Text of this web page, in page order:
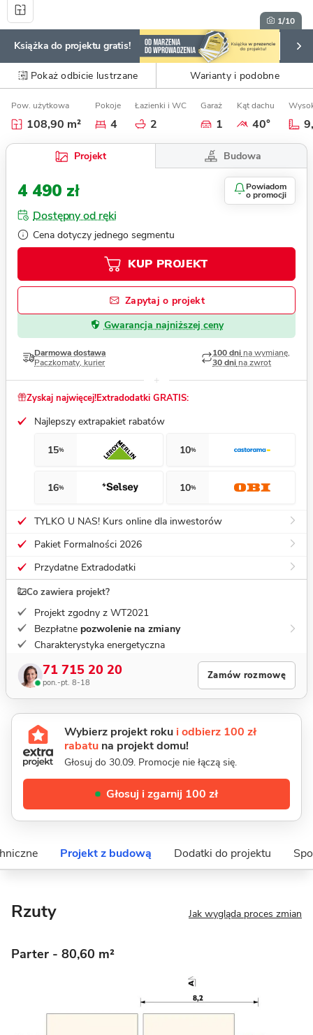
1/10
Książka do projektu gratis!
Pokaż odbicie lustrzane Warianty i podobne
Pow. użytkowa
108,90 m²
Pokoje
4
Łazienki i WC
2
Garaż
1
Kąt dachu
40°
Projekt Budowa
4 490 zł Powiadom
o promocji
Dostępny od ręki
Cena dotyczy jednego segmentu
KUP PROJEKT
Zapytaj o projekt
Gwarancja najniższej ceny
Darmowa dostawa
Paczkomaty, kurier
100 dni na wymianę,
30 dni na zwrot
Zyskaj najwięcej!Extradodatki GRATIS:
Najlepszy extrapakiet rabatów
15% 10%
16% 10%
TYLKO U NAS! Kurs online dla inwestorów
Pakiet Formalności 2026
Przydatne Extradodatki
Co zawiera projekt?
Projekt zgodny z WT2021
Bezpłatne pozwolenie na zmiany
Charakterystyka energetyczna
71 715 20 20
pon.-pt. 8-18
Zamów rozmowę
Wybierz projekt roku i odbierz 100 zł
rabatu na projekt domu!
Głosuj do 30.09. Promocje nie łączą się.
Głosuj i zgarnij 100 zł
Projekt z budową Dodatki do projektu
Rzuty Jak wygląda proces zmian
Parter - 80,60 m²